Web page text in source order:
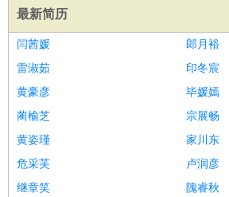
最新简历
闫茜媛
郎月裕
雷淑茹
印冬宸
黄豪彦
毕媛嫣
蔺榆芝
宗展畅
黄姿瑾
家川东
危采芙
卢润彦
继章笑
隗睿秋